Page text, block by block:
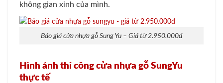
không gian xinh của mình.
Báo giá cửa nhựa gỗ Sung Yu – Giá từ 2.950.000đ
Hình ảnh thi công cửa nhựa gỗ SungYu
thực tế